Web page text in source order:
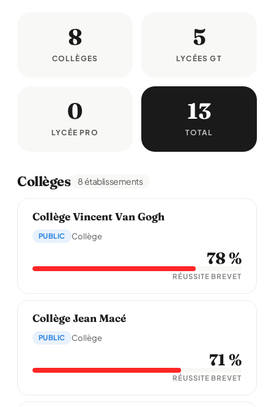
8
COLLÈGES
5
LYCÉES GT
0
LYCÉE PRO
13
TOTAL
Collèges 8 établissements
Collège Vincent Van Gogh
PUBLIC Collège
78 %
RÉUSSITE BREVET
Collège Jean Macé
PUBLIC Collège
71 %
RÉUSSITE BREVET